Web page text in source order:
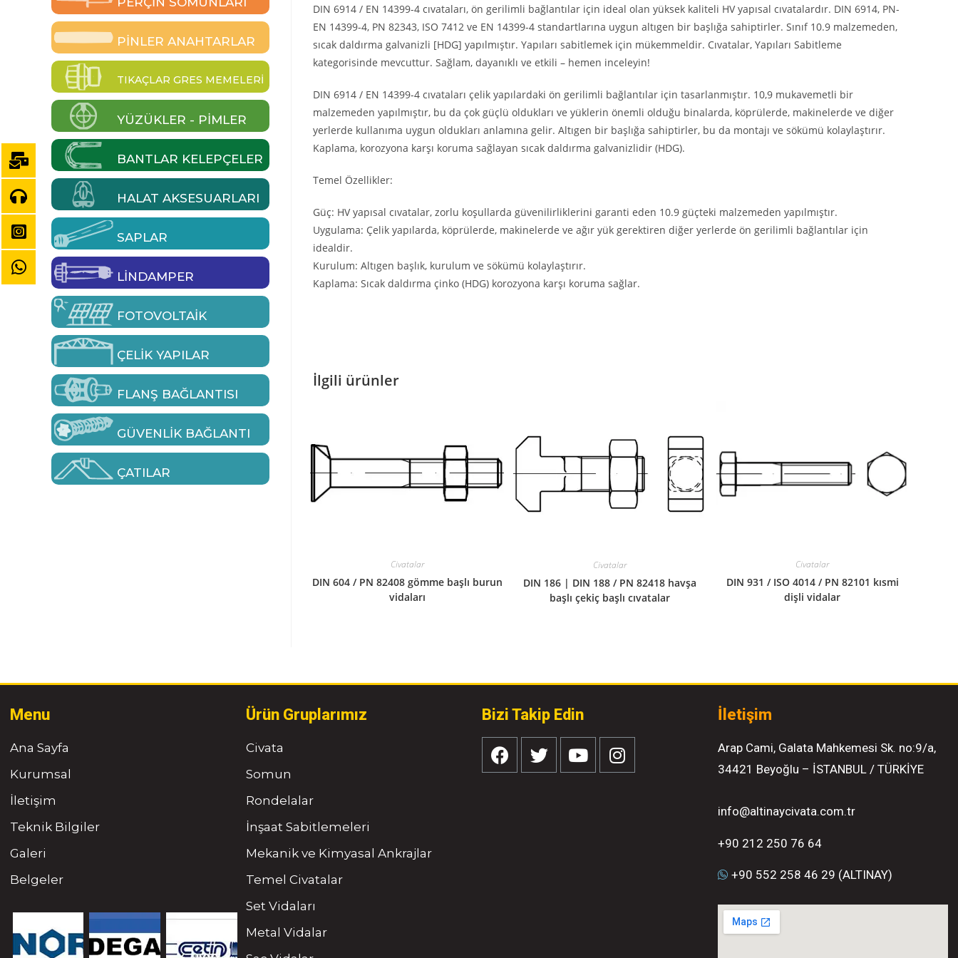
DIN 6914 / EN 14399-4 cıvataları, ön gerilimli bağlantılar için ideal olan yüksek kaliteli HV yapısal cıvatalardır. DIN 6914, PN-
EN 14399-4, PN 82343, ISO 7412 ve EN 14399-4 standartlarına uygun altıgen bir başlığa sahiptirler. Sınıf 10.9 malzemeden,
sıcak daldırma galvanizli [HDG] yapılmıştır. Yapıları sabitlemek için mükemmeldir. Cıvatalar, Yapıları Sabitleme
kategorisinde mevcuttur. Sağlam, dayanıklı ve etkili – hemen inceleyin!
DIN 6914 / EN 14399-4 cıvataları çelik yapılardaki ön gerilimli bağlantılar için tasarlanmıştır. 10,9 mukavemetli bir
malzemeden yapılmıştır, bu da çok güçlü oldukları ve yüklerin önemli olduğu binalarda, köprülerde, makinelerde ve diğer
yerlerde kullanıma uygun oldukları anlamına gelir. Altıgen bir başlığa sahiptirler, bu da montajı ve sökümü kolaylaştırır.
Kaplama, korozyona karşı koruma sağlayan sıcak daldırma galvanizlidir (HDG).
Temel Özellikler:
Güç: HV yapısal cıvatalar, zorlu koşullarda güvenilirliklerini garanti eden 10.9 güçteki malzemeden yapılmıştır.
Uygulama: Çelik yapılarda, köprülerde, makinelerde ve ağır yük gerektiren diğer yerlerde ön gerilimli bağlantılar için
idealdir.
Kurulum: Altıgen başlık, kurulum ve sökümü kolaylaştırır.
Kaplama: Sıcak daldırma çinko (HDG) korozyona karşı koruma sağlar.
İlgili ürünler
Civatalar
DIN 604 / PN 82408 gömme başlı burun
vidaları
Civatalar
DIN 186 | DIN 188 / PN 82418 havşa
başlı çekiç başlı cıvatalar
Civatalar
DIN 931 / ISO 4014 / PN 82101 kısmi
dişli vidalar
PINLER ANAHTARLAR
TIKAÇLAR GRES MEMELERI
YÜZÜKLER - PIMLER
BANTLAR KELEPÇELER
HALAT AKSESUARLARI
SAPLAR
LINDAMPER
FOTOVOLTAIK
ÇELIK YAPILAR
FLANŞ BAĞLANTISI
GÜVENLIK BAĞLANTI
ÇATILAR
Menu
Ana Sayfa
Kurumsal
İletişim
Teknik Bilgiler
Galeri
Belgeler
Ürün Gruplarımız
Civata
Somun
Rondelalar
İnşaat Sabitlemeleri
Mekanik ve Kimyasal Ankrajlar
Temel Civatalar
Set Vidaları
Metal Vidalar
Bizi Takip Edin İletişim
Arap Cami, Galata Mahkemesi Sk. no:9/a,
34421 Beyoğlu – İSTANBUL / TÜRKİYE
info@altinaycivata.com.tr
+90 212 250 76 64
+90 552 258 46 29 (ALTINAY)